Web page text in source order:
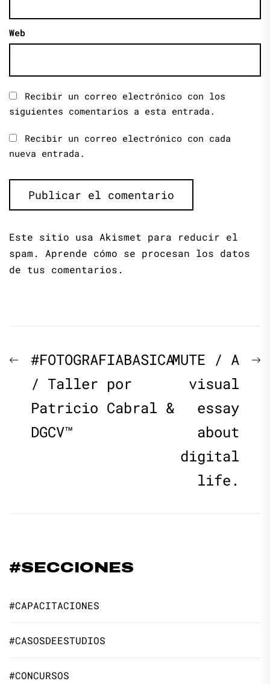
Web
Recibir un correo electrónico con los
siguientes comentarios a esta entrada.
Recibir un correo electrónico con cada
nueva entrada.
Este sitio usa Akismet para reducir el
spam. Aprende cómo se procesan los datos
de tus comentarios.
Navegación
de
entradas
Previous
post:
#FOTOGRAFIABASICA
/ Taller por
Patricio Cabral &
DGCV™
MUTE / A
visual
essay
about
digital
life.
#SECCIONES
#CAPACITACIONES
#CASOSDEESTUDIOS
#CONCURSOS